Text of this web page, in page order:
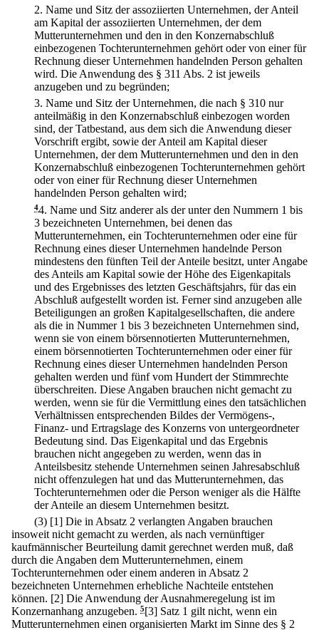
2. Name und Sitz der assoziierten Unternehmen, der Anteil
am Kapital der assoziierten Unternehmen, der dem
Mutterunternehmen und den in den Konzernabschluß
einbezogenen Tochterunternehmen gehört oder von einer für
Rechnung dieser Unternehmen handelnden Person gehalten
wird. Die Anwendung des § 311 Abs. 2 ist jeweils
anzugeben und zu begründen;
3. Name und Sitz der Unternehmen, die nach § 310 nur
anteilmäßig in den Konzernabschluß einbezogen worden
sind, der Tatbestand, aus dem sich die Anwendung dieser
Vorschrift ergibt, sowie der Anteil am Kapital dieser
Unternehmen, der dem Mutterunternehmen und den in den
Konzernabschluß einbezogenen Tochterunternehmen gehört
oder von einer für Rechnung dieser Unternehmen
handelnden Person gehalten wird;
44. Name und Sitz anderer als der unter den Nummern 1 bis
3 bezeichneten Unternehmen, bei denen das
Mutterunternehmen, ein Tochterunternehmen oder eine für
Rechnung eines dieser Unternehmen handelnde Person
mindestens den fünften Teil der Anteile besitzt, unter Angabe
des Anteils am Kapital sowie der Höhe des Eigenkapitals
und des Ergebnisses des letzten Geschäftsjahrs, für das ein
Abschluß aufgestellt worden ist. Ferner sind anzugeben alle
Beteiligungen an großen Kapitalgesellschaften, die andere
als die in Nummer 1 bis 3 bezeichneten Unternehmen sind,
wenn sie von einem börsennotierten Mutterunternehmen,
einem börsennotierten Tochterunternehmen oder einer für
Rechnung eines dieser Unternehmen handelnden Person
gehalten werden und fünf vom Hundert der Stimmrechte
überschreiten. Diese Angaben brauchen nicht gemacht zu
werden, wenn sie für die Vermittlung eines den tatsächlichen
Verhältnissen entsprechenden Bildes der Vermögens-,
Finanz- und Ertragslage des Konzerns von untergeordneter
Bedeutung sind. Das Eigenkapital und das Ergebnis
brauchen nicht angegeben zu werden, wenn das in
Anteilsbesitz stehende Unternehmen seinen Jahresabschluß
nicht offenzulegen hat und das Mutterunternehmen, das
Tochterunternehmen oder die Person weniger als die Hälfte
der Anteile an diesem Unternehmen besitzt.
(3) [1] Die in Absatz 2 verlangten Angaben brauchen
insoweit nicht gemacht zu werden, als nach vernünftiger
kaufmännischer Beurteilung damit gerechnet werden muß, daß
durch die Angaben dem Mutterunternehmen, einem
Tochterunternehmen oder einem anderen in Absatz 2
bezeichneten Unternehmen erhebliche Nachteile entstehen
können. [2] Die Anwendung der Ausnahmeregelung ist im
Konzernanhang anzugeben. 5[3] Satz 1 gilt nicht, wenn ein
Mutterunternehmen einen organisierten Markt im Sinne des § 2